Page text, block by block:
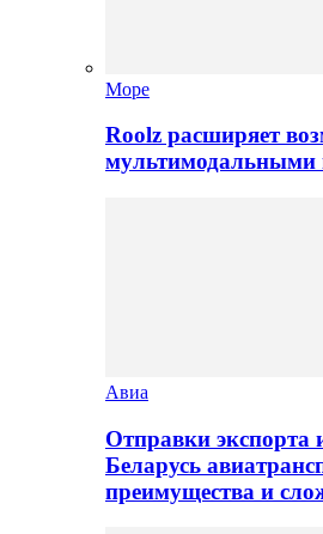
Море
Roolz расширяет
мультимодальными
Авиа
Отправки экспорта
Беларусь
преимущества и